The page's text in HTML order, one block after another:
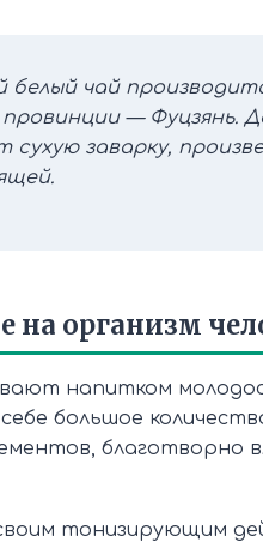
белый чай
— Фуцзянь.
заварку,
на организм
напитком
большое
благотворно
тонизирующим